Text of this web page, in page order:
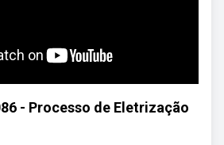
- Processo de Eletrização